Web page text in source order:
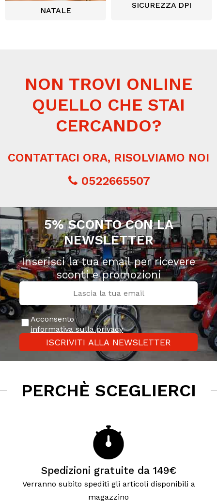
NATALE
SICUREZZA DPI
NON TROVI ONLINE
QUELLO CHE STAI
CERCANDO?
CONTATTACI ORA, RISOLVIAMO NOI
0522665507
5% SCONTO CON LA
NEWSLETTER
Inserisci la tua email per ricevere
sconti e promozioni
Acconsento
informativa sulla privacy
ISCRIVITI ALLA NEWSLETTER
PERCHÈ SCEGLIERCI
Spedizioni gratuite da 149€
Verranno subito spediti gli articoli disponibili a
magazzino